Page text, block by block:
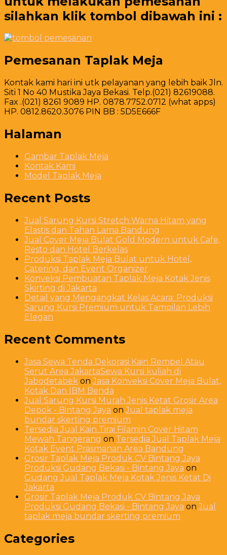
silahkan klik tombol dibawah ini :
Pemesanan Taplak Meja
Kontak kami hari ini utk pelayanan yang lebih baik Jln.
Siti 1 No 40 Mustika Jaya Bekasi. Telp.(021) 82619088.
Fax .(021) 8261 9089 HP. 0878.7752.0712 (what apps)
HP. 0812.8620.3076 PIN BB : 5D5E666F
Halaman
Gambar Taplak Meja
Kontak Kami
Model Taplak Meja
Recent Posts
Jual Sarung Kursi Stretch Warna Hitam yang
Elastis dan Tahan Lama Bandung
Jual Cover Meja Bulat Gold Modern untuk Cafe,
Resto dan Hotel Berkelas
Produksi Taplak Meja Bulat untuk Hotel,
Catering, dan Event Organizer
Konveksi Pembuatan Taplak Meja Kotak Jenis
Skirting di Jakarta
Detail yang Mengangkat Kelas Acara: Produksi
Sarung Kursi Premium untuk Tampilan Lebih
Elegan
Recent Comments
Jasa Sewa Tenda Dekorasi Kain Rempel Atau
Serut Area JakartaSewa Kursi kuliah di
Jabodetabek onJasa Konveksi Cover Meja Bulat,
Kotak Dan IBM Benda
Jual Sarung Kursi Murah Jenis Ketat Grosir Area
Depok - Bintang Jaya onJual taplak meja
bundar skerting premium
Tersedia Jual Kain Tirai Filamin Cover Hitam
Mewah Tangerang on Tersedia Jual Taplak Meja
Kotak Event Prasmanan Area Bandung
Grosir Taplak Meja Produk CV Bintang Jaya
Produksi Gudang Bekasi - Bintang Jaya on
Gudang Jual Taplak Meja Kotak Jenis Ketat Di
Jakarta
Grosir Taplak Meja Produk CV Bintang Jaya
Produksi Gudang Bekasi - Bintang Jaya onJual
taplak meja bundar skerting premium
Categories